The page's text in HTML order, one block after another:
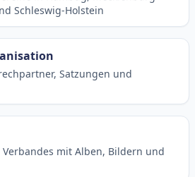
Schleswig-Holstein
Satzungen und
Verbandes mit Alben, Bildern und